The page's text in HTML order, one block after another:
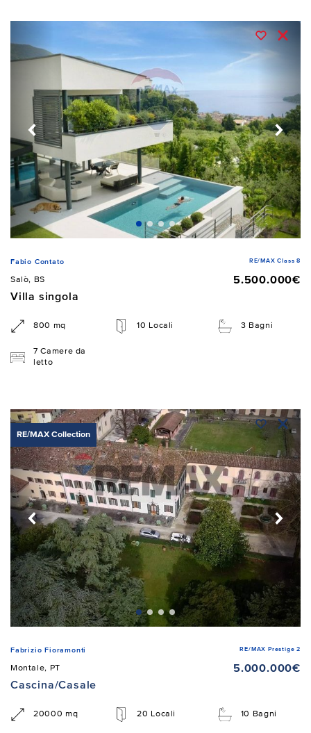
Fabio Contato RE/MAX Class 8
Salò, BS
5.500.000€
Villa singola
800 mq 10 Locali 3 Bagni
7 Camere da
letto
RE/MAX Collection
Fabrizio Fioramonti RE/MAX Prestige 2
Montale, PT
5.000.000€
Cascina/Casale
20000 mq 20 Locali 10 Bagni